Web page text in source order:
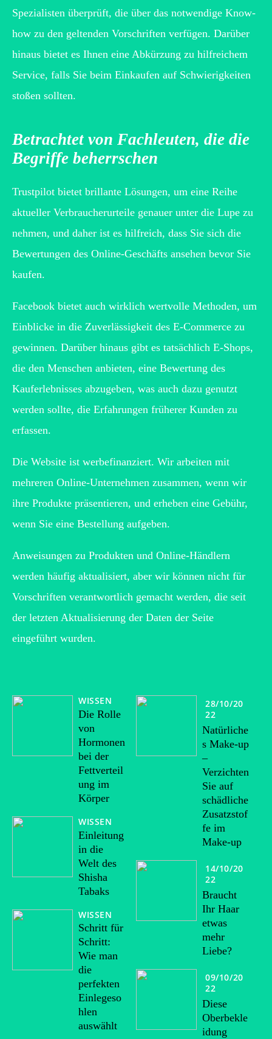
Spezialisten überprüft, die über das notwendige Know-
how zu den geltenden Vorschriften verfügen. Darüber
hinaus bietet es Ihnen eine Abkürzung zu hilfreichem
Service, falls Sie beim Einkaufen auf Schwierigkeiten
stoßen sollten.
Betrachtet von Fachleuten, die die
Begriffe beherrschen
Trustpilot bietet brillante Lösungen, um eine Reihe
aktueller Verbraucherurteile genauer unter die Lupe zu
nehmen, und daher ist es hilfreich, dass Sie sich die
Bewertungen des Online-Geschäfts ansehen bevor Sie
kaufen.
Facebook bietet auch wirklich wertvolle Methoden, um
Einblicke in die Zuverlässigkeit des E-Commerce zu
gewinnen. Darüber hinaus gibt es tatsächlich E-Shops,
die den Menschen anbieten, eine Bewertung des
Kauferlebnisses abzugeben, was auch dazu genutzt
werden sollte, die Erfahrungen früherer Kunden zu
erfassen.
Die Website ist werbefinanziert. Wir arbeiten mit
mehreren Online-Unternehmen zusammen, wenn wir
ihre Produkte präsentieren, und erheben eine Gebühr,
wenn Sie eine Bestellung aufgeben.
Anweisungen zu Produkten und Online-Händlern
werden häufig aktualisiert, aber wir können nicht für
Vorschriften verantwortlich gemacht werden, die seit
der letzten Aktualisierung der Daten der Seite
eingeführt wurden.
WISSEN
Die Rolle
von
Hormonen
bei der
Fettverteil
ung im
Körper
WISSEN
Einleitung
in die
Welt des
Shisha
Tabaks
WISSEN
Schritt für
Schritt:
Wie man
die
perfekten
Einlegeso
hlen
auswählt
28/10/20
22
Natürliche
s Make-up
–
Verzichten
Sie auf
schädliche
Zusatzstof
fe im
Make-up
14/10/20
22
Braucht
Ihr Haar
etwas
mehr
Liebe?
09/10/20
22
Diese
Oberbekle
idung